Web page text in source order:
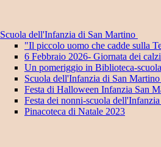
Scuola dell'Infanzia di San Martino
"Il piccolo uomo che cadde sulla
6 Febbraio 2026- Giornata dei
Un pomeriggio in Biblioteca-
Scuola dell'Infanzia di San
Festa di Halloween Infanzia San
Festa dei nonni-scuola
Pinacoteca di Natale 2023